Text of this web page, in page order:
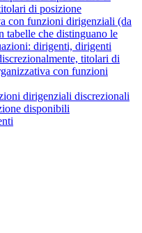
di posizione
con funzioni dirigenziali (da
tabelle che distinguano le
dirigenti, dirigenti
titolari di
con funzioni
dirigenziali discrezionali
disponibili